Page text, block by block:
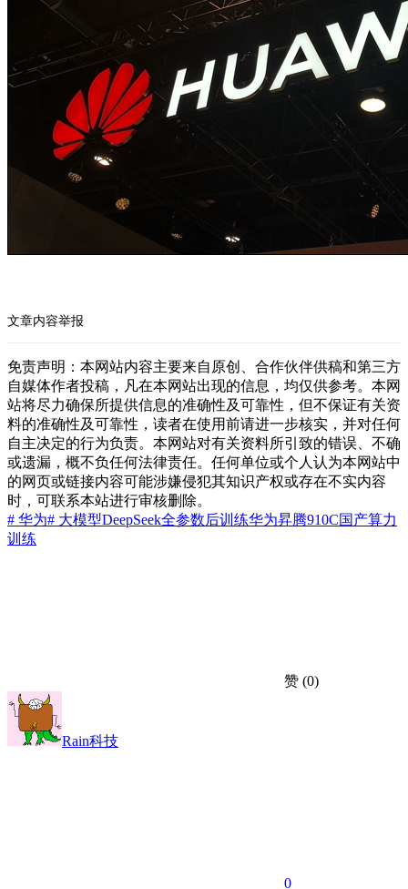
文章内容举报
免责声明：本网站内容主要来自原创、合作伙伴供稿和第三方
自媒体作者投稿，凡在本网站出现的信息，均仅供参考。本网
站将尽力确保所提供信息的准确性及可靠性，但不保证有关资
料的准确性及可靠性，读者在使用前请进一步核实，并对任何
自主决定的行为负责。本网站对有关资料所引致的错误、不确
或遗漏，概不负任何法律责任。任何单位或个人认为本网站中
的网页或链接内容可能涉嫌侵犯其知识产权或存在不实内容
时，可联系本站进行审核删除。
# 华为# 大模型DeepSeek全参数后训练华为昇腾910C国产算力
训练
赞 (0)
Rain科技
0